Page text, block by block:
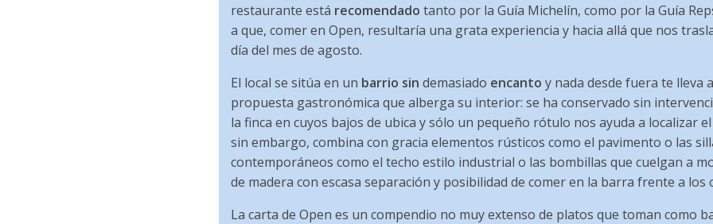
restaurante está recomendado tanto por la Guía Michelín, como por la Guía
a que, comer en Open, resultaría una grata experiencia y hacia allá que nos
día del mes de agosto.
El local se sitúa en un barrio sin demasiado encanto y nada desde fuera te lleva
propuesta gastronómica que alberga su interior: se ha conservado sin
la finca en cuyos bajos de ubica y sólo un pequeño rótulo nos ayuda a localizar
sin embargo, combina con gracia elementos rústicos como el pavimento o las
contemporáneos como el techo estilo industrial o las bombillas que cuelgan a
de madera con escasa separación y posibilidad de comer en la barra frente a los
La carta de Open es un compendio no muy extenso de platos que toman como